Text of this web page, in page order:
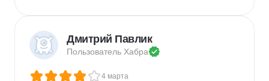
Дмитрий Павлик
Пользователь Хабра
4 марта